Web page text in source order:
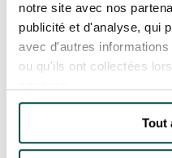
notre site avec nos
publicité et d'analyse, qui
avec d'autres
ou qu'ils ont collectées
Tout
PLEIN
GRATUITES
JOURNÉE
En plus des courses
spectateurs pourront